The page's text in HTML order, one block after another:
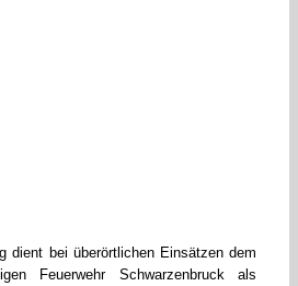
dient bei überörtlichen Einsätzen dem
Feuerwehr Schwarzenbruck als